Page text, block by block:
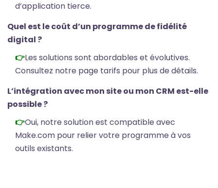
d’application tierce.
Quel est le coût d’un programme de fidélité
digital ?
Les solutions sont abordables et évolutives.
Consultez notre page tarifs pour plus de détails.
L’intégration avec mon site ou mon CRM est-elle
possible ?
Oui, notre solution est compatible avec
Make.com pour relier votre programme à vos
outils existants.